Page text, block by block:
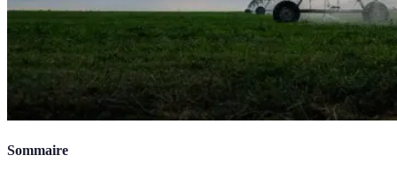
Sommaire